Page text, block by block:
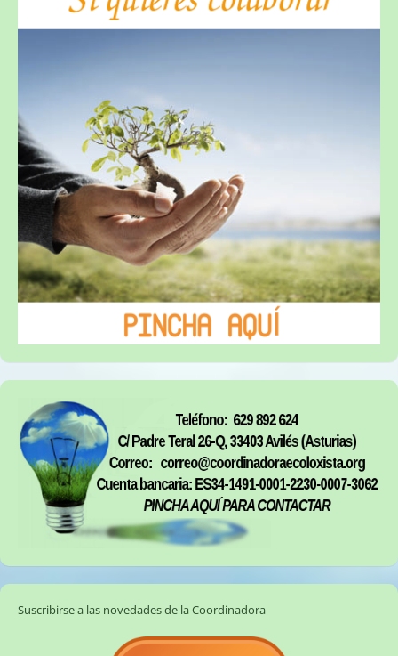
Suscribirse a las novedades de la Coordinadora